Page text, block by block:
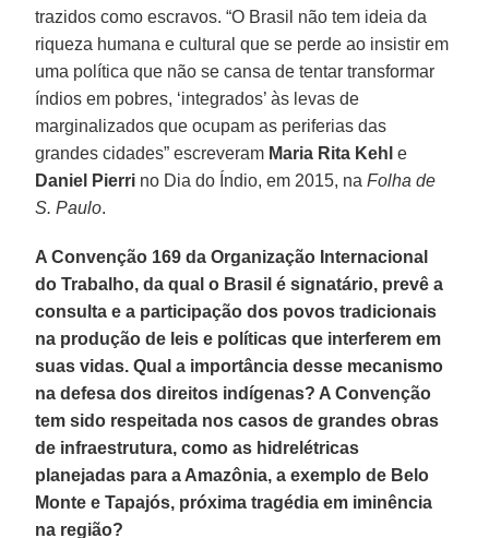
trazidos como escravos. “O Brasil não tem ideia da
riqueza humana e cultural que se perde ao insistir em
uma política que não se cansa de tentar transformar
índios em pobres, ‘integrados’ às levas de
marginalizados que ocupam as periferias das
grandes cidades” escreveram Maria Rita Kehl e
Daniel Pierri no Dia do Índio, em 2015, naFolha de
S. Paulo.
A Convenção 169 da Organização Internacional
do Trabalho, da qual o Brasil é signatário, prevê a
consulta e a participação dos povos tradicionais
na produção de leis e políticas que interferem em
suas vidas. Qual a importância desse mecanismo
na defesa dos direitos indígenas? A Convenção
tem sido respeitada nos casos de grandes obras
de infraestrutura, como as hidrelétricas
planejadas para a Amazônia, a exemplo de Belo
Monte e Tapajós, próxima tragédia em iminência
na região?